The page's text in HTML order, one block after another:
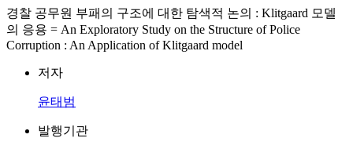
경찰 공무원 부패의 구조에 대한 탐색적 논의 : Klitgaard 모델
의 응용 = An Exploratory Study on the Structure of Police
Corruption : An Application of Klitgaard model
저자
윤태범
발행기관